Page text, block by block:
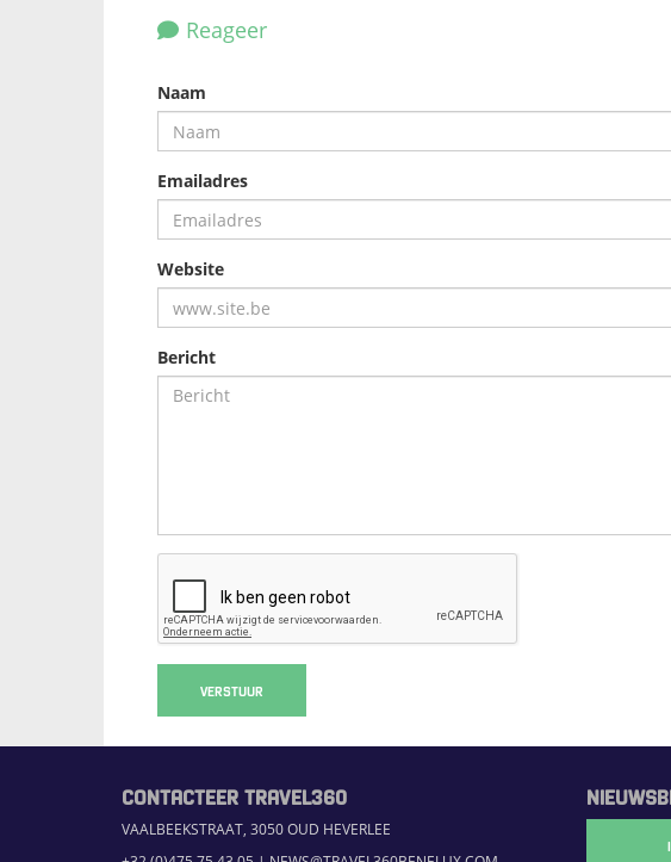
Reageer
Naam
Emailadres
Website
Bericht
VERSTUUR
CONTACTEER TRAVEL360
VAALBEEKSTRAAT, 3050 OUD HEVERLEE